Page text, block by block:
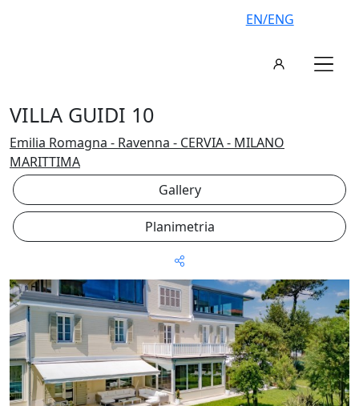
EN/ENG
VILLA GUIDI 10
Emilia Romagna - Ravenna - CERVIA - MILANO
MARITTIMA
Gallery
Planimetria